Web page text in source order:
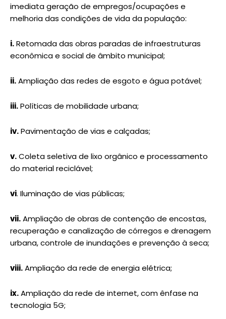
imediata geração de empregos/ocupações e
melhoria das condições de vida da população:
i.Retomada das obras paradas de infraestruturas
econômica e social de âmbito municipal;
ii.Ampliação das redes de esgoto e água potável;
iii.Políticas de mobilidade urbana;
iv.Pavimentação de vias e calçadas;
v.Coleta seletiva de lixo orgânico e processamento
do material reciclável;
vi. Iluminação de vias públicas;
vii.Ampliação de obras de contenção de encostas,
recuperação e canalização de córregos e drenagem
urbana, controle de inundações e prevenção à seca;
viii.Ampliação da rede de energia elétrica;
ix.Ampliação da rede de internet, com ênfase na
tecnologia 5G;